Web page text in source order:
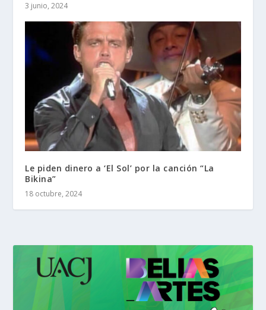
3 junio, 2024
Le piden dinero a ‘El Sol’ por la canción “La
Bikina”
18 octubre, 2024